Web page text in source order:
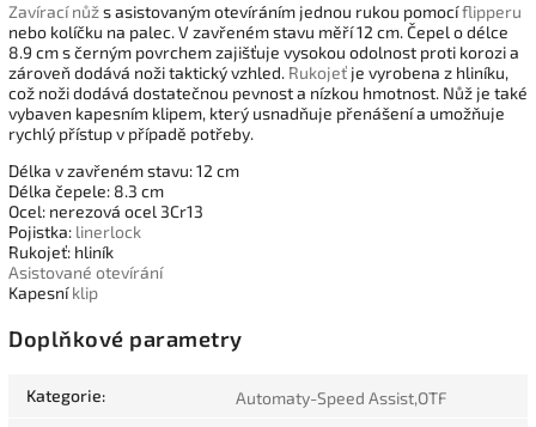
Zavírací nůžs asistovaným otevíráním jednou rukou pomocíflipperu
nebo kolíčku na palec. V zavřeném stavu měří 12 cm. Čepel o délce
8.9 cm s černým povrchem zajišťuje vysokou odolnost proti korozi a
zároveň dodává noži taktický vzhled. Rukojeť je vyrobena z hliníku,
což noži dodává dostatečnou pevnost a nízkou hmotnost. Nůž je také
vybaven kapesním klipem, který usnadňuje přenášení a umožňuje
rychlý přístup v případě potřeby.
Délka v zavřeném stavu: 12 cm
Délka čepele: 8.3 cm
Ocel: nerezová ocel 3Cr13
Pojistka: linerlock
Rukojeť: hliník
Asistované otevírání
Kapesníklip
Doplňkové parametry
Kategorie: Automaty-Speed Assist,OTF